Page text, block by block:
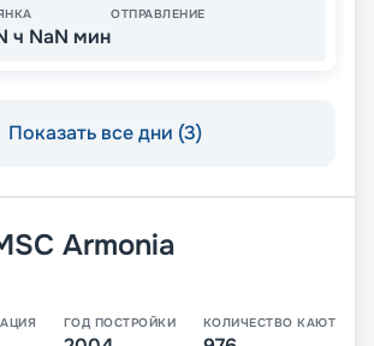
ч NaN мин
ОТПРАВЛЕНИЕ
Показать все дни (3)
Armonia
ГОД ПОСТРОЙКИ КОЛИЧЕСТВО КАЮТ